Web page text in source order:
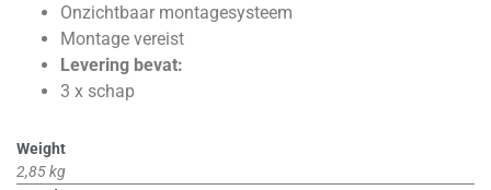
Onzichtbaar montagesysteem
Montage vereist
Levering bevat:
3 x schap
Weight
2,85 kg